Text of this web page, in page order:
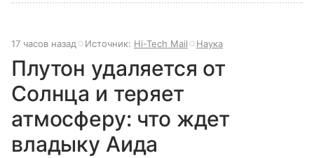
17 часов назад Источник: Hi-Tech Mail Наука
Плутон удаляется от
Солнца и теряет
атмосферу: что ждет
владыку Аида